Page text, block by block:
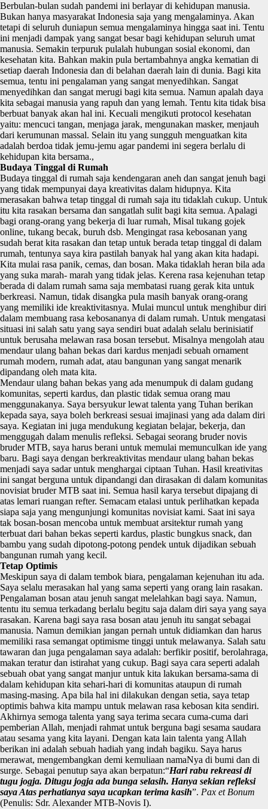
Berbulan-bulan sudah pandemi ini berlayar di kehidupan manusia.
Bukan hanya masyarakat Indonesia saja yang mengalaminya. Akan
tetapi di seluruh duniapun semua mengalaminya hingga saat ini. Tentu
ini menjadi dampak yang sangat besar bagi kehidupan seluruh umat
manusia. Semakin terpuruk pulalah hubungan sosial ekonomi, dan
kesehatan kita. Bahkan makin pula bertambahnya angka kematian di
setiap daerah Indonesia dan di belahan daerah lain di dunia. Bagi kita
semua, tentu ini pengalaman yang sangat menyedihkan. Sangat
menyedihkan dan sangat merugi bagi kita semua. Namun apalah daya
kita sebagai manusia yang rapuh dan yang lemah. Tentu kita tidak bisa
berbuat banyak akan hal ini. Kecuali mengikuti protocol kesehatan
yaitu: mencuci tangan, menjaga jarak, mengunakan masker, menjauh
dari kerumunan massal. Selain itu yang sungguh menguatkan kita
adalah berdoa tidak jemu-jemu agar pandemi ini segera berlalu di
kehidupan kita bersama.,
Budaya Tinggal di Rumah
Budaya tinggal di rumah saja kendengaran aneh dan sangat jenuh bagi
yang tidak mempunyai daya kreativitas dalam hidupnya. Kita
merasakan bahwa tetap tinggal di rumah saja itu tidaklah cukup. Untuk
itu kita rasakan bersama dan sangatlah sulit bagi kita semua. Apalagi
bagi orang-orang yang bekerja di luar rumah, Misal tukang gojek
online, tukang becak, buruh dsb. Mengingat rasa kebosanan yang
sudah berat kita rasakan dan tetap untuk berada tetap tinggal di dalam
rumah, tentunya saya kira pastilah banyak hal yang akan kita hadapi.
Kita mulai rasa panik, cemas, dan bosan. Maka tidaklah heran bila ada
yang suka marah- marah yang tidak jelas. Kerena rasa kejenuhan tetap
berada di dalam rumah sama saja membatasi ruang gerak kita untuk
berkreasi. Namun, tidak disangka pula masih banyak orang-orang
yang memiliki ide kreaktivitasnya. Mulai muncul untuk menghibur diri
dalam membuang rasa kebosananya di dalam rumah. Untuk mengatasi
situasi ini salah satu yang saya sendiri buat adalah selalu berinisiatif
untuk berusaha melawan rasa bosan tersebut. Misalnya mengolah atau
mendaur ulang bahan bekas dari kardus menjadi sebuah ornament
rumah modern, rumah adat, atau bangunan yang sangat menarik
dipandang oleh mata kita.
Mendaur ulang bahan bekas yang ada menumpuk di dalam gudang
komunitas, seperti kardus, dan plastic tidak semua orang mau
menggunakanya. Saya bersyukur lewat talenta yang Tuhan berikan
kepada saya, saya boleh berkreasi sesuai imajinasi yang ada dalam diri
saya. Kegiatan ini juga mendukung kegiatan belajar, bekerja, dan
menggugah dalam menulis refleksi. Sebagai seorang bruder novis
bruder MTB, saya harus berani untuk memulai memunculkan ide yang
baru. Bagi saya dengan berkreaktivitas mendaur ulang bahan bekas
menjadi saya sadar untuk menghargai ciptaan Tuhan. Hasil kreativitas
ini sangat berguna untuk dipandangi dan dirasakan di dalam komunitas
novisiat bruder MTB saat ini. Semua hasil karya tersebut dipajang di
atas lemari ruangan refter. Semacam etalasi untuk perlihatkan kepada
siapa saja yang mengunjungi komunitas novisiat kami. Saat ini saya
tak bosan-bosan mencoba untuk membuat arsitektur rumah yang
terbuat dari bahan bekas seperti kardus, plastic bungkus snack, dan
bambu yang sudah dipotong-potong pendek untuk dijadikan sebuah
bangunan rumah yang kecil.
Tetap Optimis
Meskipun saya di dalam tembok biara, pengalaman kejenuhan itu ada.
Saya selalu merasakan hal yang sama seperti yang orang lain rasakan.
Pengalaman bosan atau jenuh sangat melelahkan bagi saya. Namun,
tentu itu semua terkadang berlalu begitu saja dalam diri saya yang saya
rasakan. Karena bagi saya rasa bosan atau jenuh itu sangat sebagai
manusia. Namun demikian jangan pernah untuk didiamkan dan harus
memiliki rasa semangat optimisme tinggi untuk melawanya. Salah satu
tawaran dan juga pengalaman saya adalah: berfikir positif, berolahraga,
makan teratur dan istirahat yang cukup. Bagi saya cara seperti adalah
sebuah obat yang sangat manjur untuk kita lakukan bersama-sama di
dalam kehidupan kita sehari-hari di komunitas ataupun di rumah
masing-masing. Apa bila hal ini dilakukan dengan setia, saya tetap
optimis bahwa kita mampu untuk melawan rasa kebosan kita sendiri.
Akhirnya semoga talenta yang saya terima secara cuma-cuma dari
pemberian Allah, menjadi rahmat untuk berguna bagi sesama saudara
atau sesama yang kita layani. Dengan kata lain talenta yang Allah
berikan ini adalah sebuah hadiah yang indah bagiku. Saya harus
merawat, mengembangkan demi kemuliaan namaNya di bumi dan di
surge. Sebagai penutup saya akan berpatun:“Hari rabu rekreasi di
tugu jogja. Ditugu jogja ada bunga selasih. Hanya sekian refleksi
saya Atas perhatianya saya ucapkan terima kasih”. Pax et Bonum
(Penulis: Sdr. Alexander MTB-Novis I).